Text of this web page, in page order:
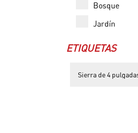
Bosque
Jardín
ETIQUETAS